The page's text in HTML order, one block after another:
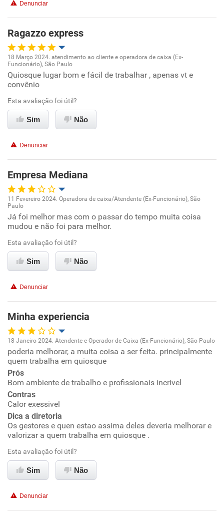
Recomenda a diretoria
Denunciar
Ragazzo express
Oportunidade de promoção
Conciliação com a vida familiar
Benefícios
Recomenda esta empresa
Recomenda a diretoria
18 Março 2024. atendimento ao cliente e operadora de caixa (Ex-
Funcionário), São Paulo
Quiosque lugar bom e fácil de trabalhar , apenas vt e
convênio
Esta avaliação foi útil?
Sim Não
Denunciar
Empresa Mediana
Oportunidade de promoção
Conciliação com a vida familiar
Benefícios
Recomenda esta empresa
11 Fevereiro 2024. Operadora de caixa/Atendente (Ex-Funcionário), São
Paulo
Já foi melhor mas com o passar do tempo muita coisa
mudou e não foi para melhor.
Esta avaliação foi útil?
Sim Não
Denunciar
Minha experiencia
Oportunidade de promoção
Ambiente de trabalho
Conciliação com a vida familiar
Benefícios
Recomenda esta empresa
Recomenda a diretoria
18 Janeiro 2024. Atendente e Operador de Caixa (Ex-Funcionário), São Paulo
poderia melhorar, a muita coisa a ser feita. principalmente
quem trabalha em quiosque
Prós
Bom ambiente de trabalho e profissionais incrivel
Contras
Calor exessivel
Dica a diretoria
Os gestores e quen estao assima deles deveria melhorar e
valorizar a quem trabalha em quiosque .
Esta avaliação foi útil?
Sim Não
Denunciar